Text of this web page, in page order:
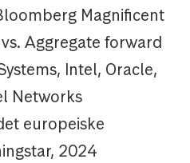
Magnificent
Aggregate forward
Intel, Oracle,
Networks
europeiske
2024